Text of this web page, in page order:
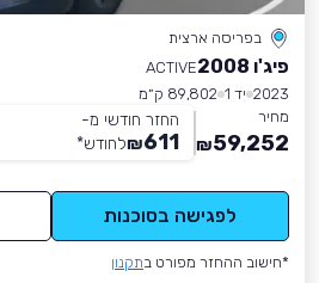
בפריסה ארצית
פיג'ו 2008
ACTIVE
2023 יד 1
89,802 ק״מ
מחיר
59,252
₪
החזר חודשי מ-
611
₪לחודש*
לפגישה בסוכנות
*חישוב ההחזר מפורט בתקנון